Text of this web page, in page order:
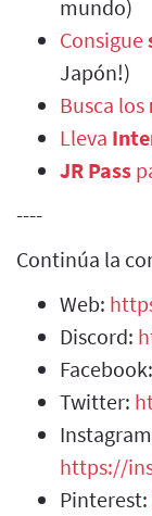
mundo)
Consigue
Japón!)
Busca los
Lleva
JR Pass
----
Continúa la
Web:
Discord:
Facebook:
Twitter:
https://
Pinterest: